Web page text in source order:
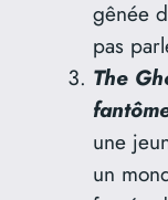
gênée
pas
The
une
un